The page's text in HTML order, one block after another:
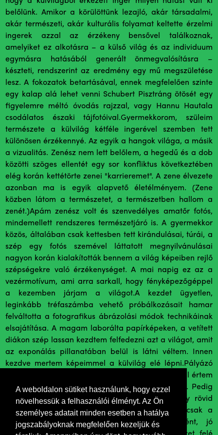
A weboldalon sütiket használunk, hogy ezzel
növelhessük a felhasználói élményt. Az Ön
személyes adatait minden esetben a hatálya
jogszabályoknak megfelelően kezeljük és
belőlünk. Amikor a körülöttünk lezajló, akár társadalmi,
akár természeti, akár kulturális folyamat keltette érzelmi
ingerek azzal az érzékeny bensővel találkoznak,
amelyiket ez alkotásra – a külső világ és az individuum
egymásra hatásából generált önmegvalósításra –
készteti, rendszerint az eredmény egy mű megszületése
lesz. A fokozatok betartásával, ennek megfelelően szinte
egy kalap alá lehet venni Schubert Pisztráng ötösét egy
figyelemre méltó óvodás rajzzal, vagy Hannu Hautala
csodálatos északi tájfotóival.Gyermekkorom, szüleim
természete a külvilág kétféle ingerével szemben tett
különösen érzékennyé. Az egyik a hangok világa, a másik
a vizualitás. Zenész nem lett belőlem, a hegedű és a dob
közötti szöges ellentét egy sor konfliktus következtében
elég korán kettétörte zenei "karrieremet". A zene élvezete
azonban ma is egyik alapvető életélményem. (Zene
közben látom a természetet, a természetben hallom a
zenét.)Apám zenész volt és szenvedélyes amatőr fotós,
mindemellett rendszeres természetjáró is. A gyermekkor
közös, általában csak kettesben tett kirándulásai, túrái, a
szép egy fotós szemével láttatott megnyilvánulásai
nagyon korán kialakították bennem a világ képeiben rejlő
szépségekre való érzékenységet. A mai napig ez az a
vezérmotívum, ami arra sarkall, hogy fényképezőgéppel
a kezemben járjam a világot.A kezdet ügyetlen,
leginkább tréfaszámba vehető próbálkozásait hamar
felváltotta a fotografikus ábrázolási módok technikáinak
elsajátítása. A magam laborálta papírképeken, a vetített
diákon szép lassan kezdtem felfedezni azt a világot, amit
az exponálás pillanatában belül is látni véltem. Innen
kezdve mertem képeimmel a külvilág elé lépni.Pályázó
fotósként sikereim döntő részét természetfotóimmal értem
el, ezért természetfotósként ismer ma a "szakma". Pedig
több mint húsz éves pályafutásomnak csak egy rövid
(1987-94-ig tartó) szakasza az, amikor szinte csak a
természetet fényképeztem.Már sikeres fotósként, jó